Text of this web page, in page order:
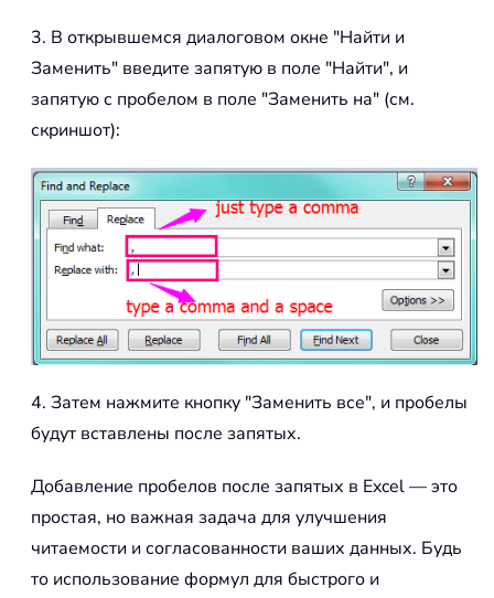
3. В открывшемся диалоговом окне "Найти и
Заменить" введите запятую в поле "Найти", и
запятую с пробелом в поле "Заменить на" (см.
скриншот):
4. Затем нажмите кнопку "Заменить все", и пробелы
будут вставлены после запятых.
Добавление пробелов после запятых в Excel — это
простая, но важная задача для улучшения
читаемости и согласованности ваших данных. Будь
то использование формул для быстрого и